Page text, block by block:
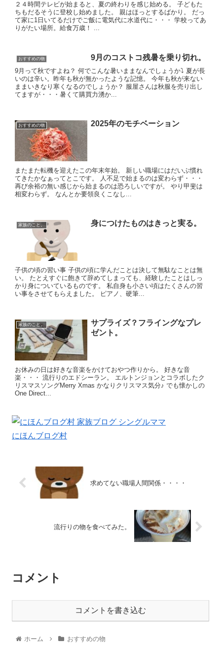
２４時間テレビが始まると、夏の終わりを感じ始める。 子どもた
ちもだるそうに登校し始めました。 親はほっとするばかり。 だっ
て家に1日いてるだけでご飯に電気代に水道代に・・・ 学校ってあ
りがたい場所。給食万歳！ ...
おすすめの物 9月のコストコ残暑を乗り切れ。
9月って秋ですよね？ 何でこんな暑いままなんでしょうか⤵️ 夏が長
いのは辛い。昨年も秋が無かったような記憶。 今年も秋が来ない
ままいきなり寒くなるのでしょうか？ 服屋さんは秋服を売り出し
てますが・・・暑くて購買力湧か...
おすすめの物 2025年のモチベーション
またまた転機を迎えたこの年末年始。 新しい職場にはだいぶ慣れ
てきたかなぁってとこです。 人不足で始まるのは変わらず・・・
再び余裕の無い感じから始まるのは恐ろしいですが。 やり甲斐は
相変わらず。 なんとか要領良くこなし...
家族のこと。 身につけたものはきっと実る。
子供の頃の習い事 子供の頃に学んだことは決して無駄なことは無
い。 たとえすぐに飽きて辞めてしまっても、経験したことはしっ
かり身についているものです。 私自身も小さい頃はたくさんの習
い事をさせてもらえました。 ピアノ、硬筆...
家族のこと。
サプライズ？フライングなプレ
ゼント。
お休みの日は好きな音楽をかけておやつ作りから。 好きな音
楽・・・ 流行りのエドシーラン。 エルトンジョンとコラボしたク
リスマスソングMerry Xmas かなりクリスマス気分♪ でも懐かしの
One Direct...
にほんブログ村
求めてない職場人間関係・・・・
流行りの物を食べてみた。
コメント
コメントを書き込む
ホーム おすすめの物